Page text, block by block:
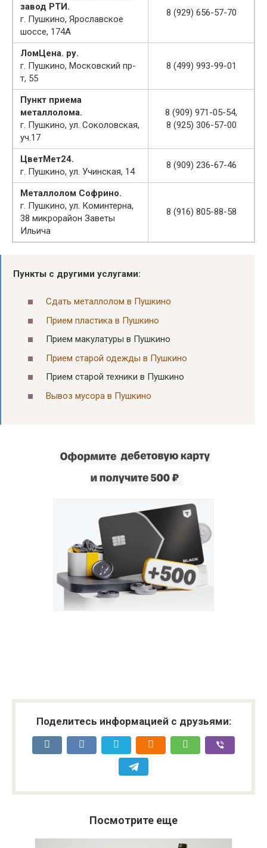
завод РТИ.
г. Пушкино, Ярославское
шоссе, 174А
8 (929) 656-57-70
ЛомЦена. ру.
г. Пушкино, Московский пр-
т, 55
8 (499) 993-99-01
Пункт приема
металлолома.
г. Пушкино, ул. Соколовская,
уч.17
8 (909) 971-05-54,
8 (925) 306-57-00
ЦветМет24.
г. Пушкино, ул. Учинская, 14
8 (909) 236-67-46
Металлолом Софрино.
г. Пушкино, ул. Коминтерна,
38 микрорайон Заветы
Ильича
8 (916) 805-88-58
Пункты с другими услугами:
Сдать металлолом в Пушкино
Прием пластика в Пушкино
Прием макулатуры в Пушкино
Прием старой одежды в Пушкино
Прием старой техники в Пушкино
Вывоз мусора в Пушкино
Поделитесь информацией с друзьями:
Посмотрите еще